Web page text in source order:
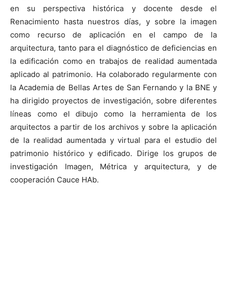
en su perspectiva histórica y docente desde el
Renacimiento hasta nuestros días, y sobre la imagen
como recurso de aplicación en el campo de la
arquitectura, tanto para el diagnóstico de deficiencias en
la edificación como en trabajos de realidad aumentada
aplicado al patrimonio. Ha colaborado regularmente con
la Academia de Bellas Artes de San Fernando y la BNE y
ha dirigido proyectos de investigación, sobre diferentes
líneas como el dibujo como la herramienta de los
arquitectos a partir de los archivos y sobre la aplicación
de la realidad aumentada y virtual para el estudio del
patrimonio histórico y edificado. Dirige los grupos de
investigación Imagen, Métrica y arquitectura, y de
cooperación Cauce HAb.